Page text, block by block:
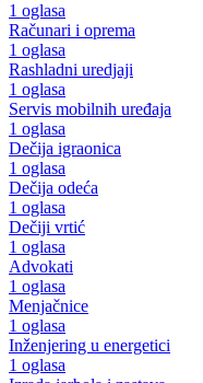
1 oglasa
Računari i oprema
1 oglasa
Rashladni uredjaji
1 oglasa
Servis mobilnih uređaja
1 oglasa
Dečija igraonica
1 oglasa
Dečija odeća
1 oglasa
Dečiji vrtić
1 oglasa
Advokati
1 oglasa
Menjačnice
1 oglasa
Inženjering u energetici
1 oglasa